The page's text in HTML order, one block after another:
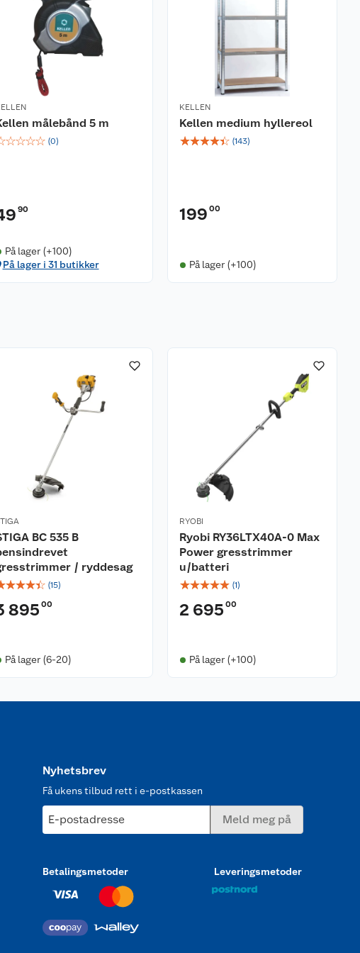
målebånd 5 m
☆☆☆☆ (0)
90
På lager (+100)
På lager i 31 butikker
KELLEN
Kellen medium hyllereol
☆☆☆☆☆ (143)
199 00
På lager (+100)
BC 535 B
/ ryddesag
☆☆☆☆ (15)
895 00
På lager (6-20)
RYOBI
Ryobi RY36LTX40A-0 Max
Power gresstrimmer
u/batteri
☆☆☆☆☆ (1)
2 695 00
På lager (+100)
Nyhetsbrev
Få ukens tilbud rett i e-postkassen
E-postadresse Meld meg på
Betalingsmetoder Leveringsmetoder